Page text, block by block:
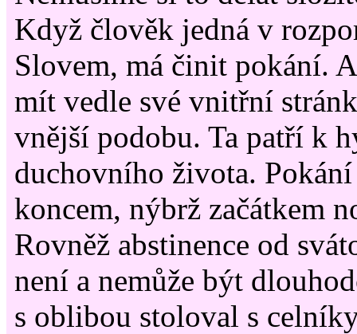
Když člověk jedná v
Slovem, má činit pokání.
mít vedle své vnitřní
vnější podobu. Ta patří k
duchovního života.
koncem, nýbrž začátkem
Rovněž abstinence od
není a nemůže být
s oblibou stoloval s